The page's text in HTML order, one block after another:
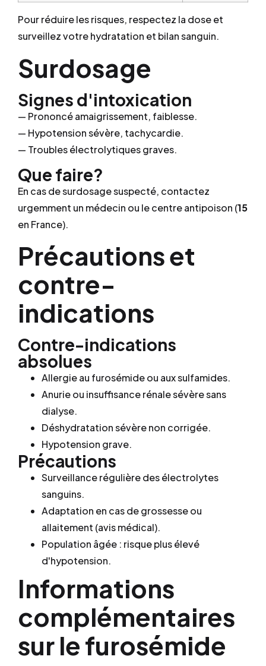
Pour réduire les risques, respectez la dose et
surveillez votre hydratation et bilan sanguin.
Surdosage
Signes d'intoxication
— Prononcé amaigrissement, faiblesse.
— Hypotension sévère, tachycardie.
— Troubles électrolytiques graves.
Que faire?
En cas de surdosage suspecté, contactez
urgemment un médecin ou le centre antipoison (15
en France).
Précautions et
contre-
indications
Contre-indications
absolues
Allergie au furosémide ou aux sulfamides.
Anurie ou insuffisance rénale sévère sans
dialyse.
Déshydratation sévère non corrigée.
Hypotension grave.
Précautions
Surveillance régulière des électrolytes
sanguins.
Adaptation en cas de grossesse ou
allaitement (avis médical).
Population âgée : risque plus élevé
d'hypotension.
Informations
complémentaires
sur le furosémide